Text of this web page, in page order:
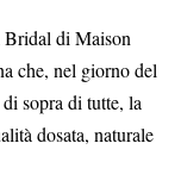
Bridal di Maison
che, nel giorno del
sopra di tutte, la
dosata, naturale